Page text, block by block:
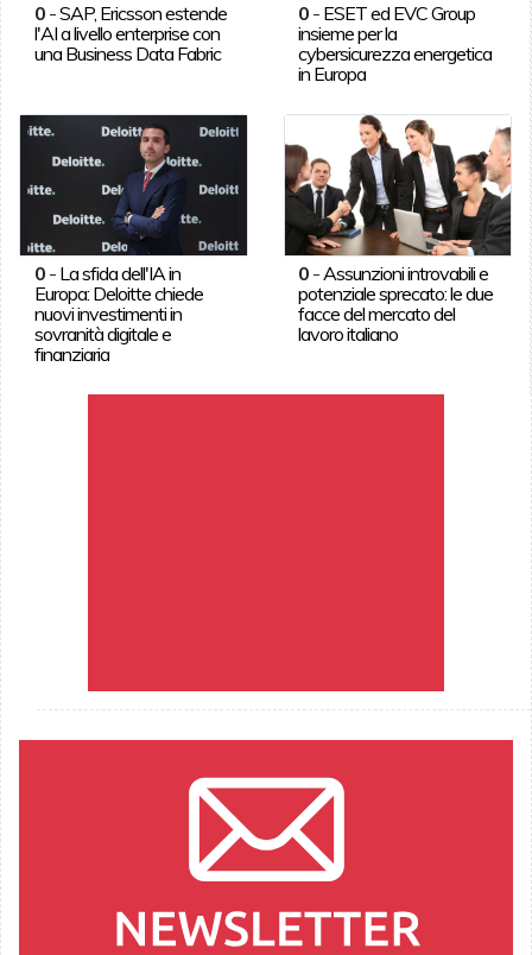
0-SAP, Ericsson estende
l'AI a livello enterprise con
una Business Data Fabric
0 - ESET ed EVC Group
insieme per la
cybersicurezza energetica
in Europa
0- La sfida dell'IA in
Europa: Deloitte chiede
nuovi investimenti in
sovranità digitale e
finanziaria
0 - Assunzioni introvabili e
potenziale sprecato: le due
facce del mercato del
lavoro italiano